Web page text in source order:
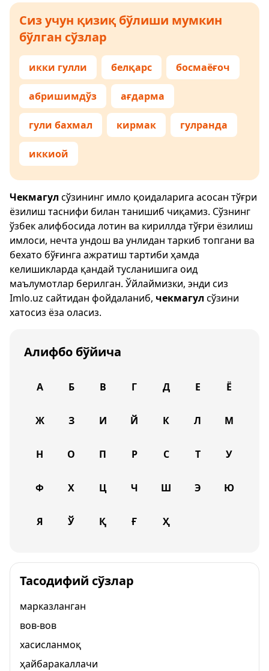
Сиз учун қизиқ бўлиши мумкин
бўлган сўзлар
икки гулли белқарс босмаёғоч
абришимдўз ағдарма
гули бахмал кирмак гулранда
иккиой
Чекмагул сўзининг имло қоидаларига асосан тўғри
ёзилиш таснифи билан танишиб чиқамиз. Сўзнинг
ўзбек алифбосида лотин ва кириллда тўғри ёзилиш
имлоси, нечта ундош ва унлидан таркиб топгани ва
бехато бўғинга ажратиш тартиби ҳамда
келишикларда қандай тусланишига оид
маълумотлар берилган. Ўйлаймизки, энди сиз
Imlo.uz сайтидан фойдаланиб, чекмагул сўзини
хатосиз ёза оласиз.
Алифбо бўйича
А Б В Г Д Е Ё
Ж З И Й К Л М
Н О П Р С Т У
Ф Х Ц Ч Ш Э Ю
Я Ў Қ Ғ Ҳ
Тасодифий сўзлар
марказланган
вов-вов
хасисланмоқ
ҳайбаракаллачи